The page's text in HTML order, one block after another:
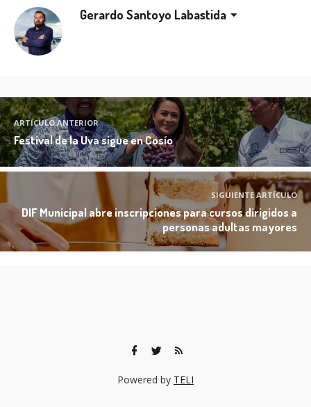
Gerardo Santoyo Labastida
ARTÍCULO ANTERIOR
Festival de la Uva sigue en Cosío
SIGUIENTE ARTÍCULO
DIF Municipal abre inscripciones para cursos dirigidos a
personas adultas mayores
Powered by TELI